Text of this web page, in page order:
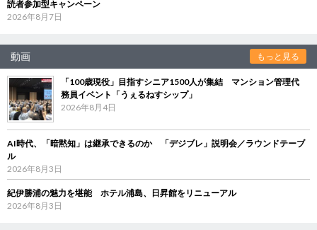
読者参加型キャンペーン
2026年8月7日
動画 もっと見る
「100歳現役」目指すシニア1500人が集結 マンション管理代
務員イベント「うぇるねすシップ」
2026年8月4日
AI時代、「暗黙知」は継承できるのか 「デジブレ」説明会／ラウンドテーブ
ル
2026年8月3日
紀伊勝浦の魅力を堪能 ホテル浦島、日昇館をリニューアル
2026年8月3日